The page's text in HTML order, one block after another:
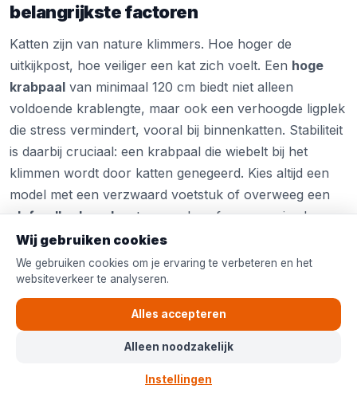
belangrijkste factoren
Katten zijn van nature klimmers. Hoe hoger de
uitkijkpost, hoe veiliger een kat zich voelt. Een hoge
krabpaal van minimaal 120 cm biedt niet alleen
voldoende krablengte, maar ook een verhoogde ligplek
die stress vermindert, vooral bij binnenkatten. Stabiliteit
is daarbij cruciaal: een krabpaal die wiebelt bij het
klimmen wordt door katten genegeerd. Kies altijd een
model met een verzwaard voetstuk of overweeg een
plafondkrabpaalmet spanschroef voor maximale
stabiliteit. Bij meerdere katten is een plafondmodel bijna
altijd de beste keuze.
Krabpalen pertype kat
Elke kat heeft andere behoeften. Hieronder vind je per type
Wij gebruiken cookies
We gebruiken cookies om je ervaring te verbeteren en het
websiteverkeer te analyseren.
Alles accepteren
Alleen noodzakelijk
Instellingen